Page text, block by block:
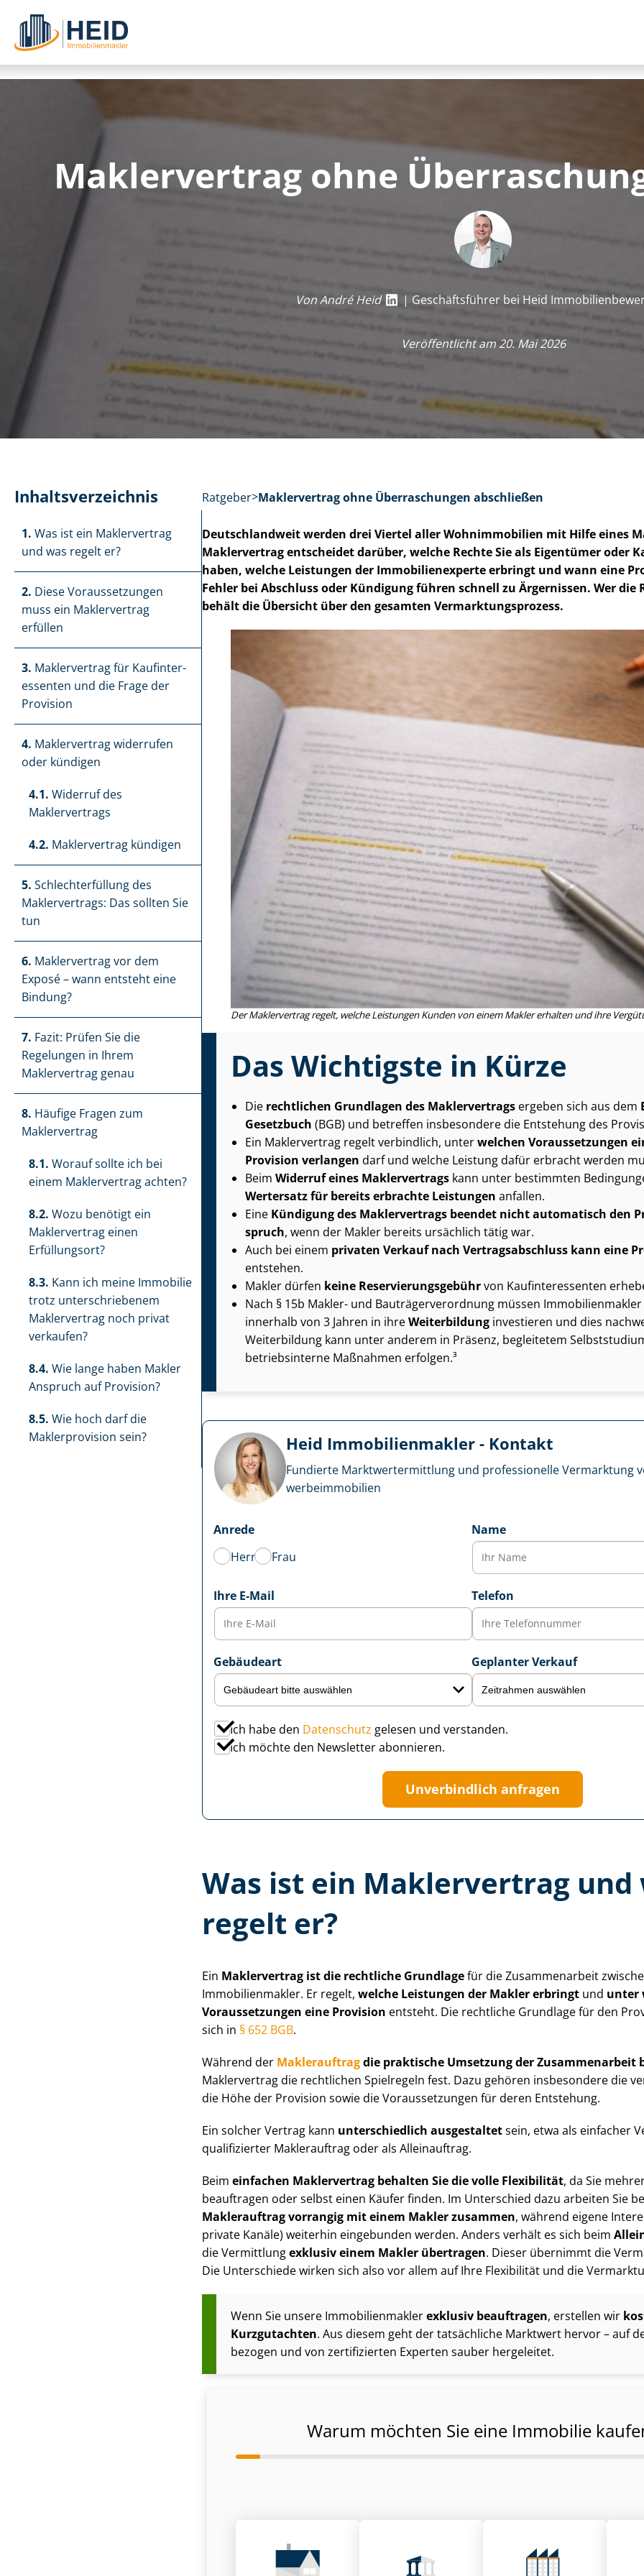
Maklervertrag ohne
Von André Heid | Geschäftsführer bei Heid
Veröffentlicht am 20. Mai 2026
In­halts­ver­zeich­nis
1. Was ist ein Maklervertrag
und was regelt er?
2. Diese Voraussetzungen
muss ein Maklervertrag
erfüllen
3. Maklervertrag für Kauf­in­ter­
es­sen­ten und die Frage der
Provision
4. Maklervertrag widerrufen
oder kündigen
4.1. Widerruf des
Maklervertrags
4.2. Maklervertrag kündigen
5. Schlecht­er­fül­lung des
Maklervertrags: Das sollten Sie
tun
6. Maklervertrag vor dem
Exposé – wann entsteht eine
Bindung?
7. Fazit: Prüfen Sie die
Regelungen in Ihrem
Maklervertrag genau
8. Häufige Fragen zum
Maklervertrag
8.1. Worauf sollte ich bei
einem Maklervertrag achten?
8.2. Wozu benötigt ein
Maklervertrag einen
Erfüllungsort?
8.3. Kann ich meine Immobilie
trotz un­ter­schrie­be­nem
Maklervertrag noch privat
verkaufen?
8.4. Wie lange haben Makler
Anspruch auf Provision?
8.5. Wie hoch darf die
Maklerprovision sein?
Ratgeber Maklervertrag ohne Überraschungen abschließen
Deutschlandweit werden drei Viertel aller Wohnimmobilien mit Hilfe eines
Maklervertrag entscheidet darüber, welche Rechte Sie als Eigentümer oder
haben, welche Leistungen der Im­mo­bi­li­en­ex­per­te erbringt und wann eine
Fehler bei Abschluss oder Kündigung führen schnell zu Ärgernissen. Wer die
behält die Übersicht über den gesamten Ver­mark­tungs­pro­zess.
Der Maklervertrag regelt, welche Leistungen Kunden von einem Makler erhalten und ihre
Das Wichtigste in Kürze
Die rechtlichen Grundlagen des Maklervertragsergeben sich aus dem
Gesetzbuch (BGB) und betreffen insbesondere die Entstehung des
Ein Maklervertrag regelt verbindlich, unterwelchen Voraussetzungen
Provision verlangen darf und welche Leistung dafür erbracht werden
Beim Widerruf eines Maklervertragskann unter bestimmten
Wertersatz für bereits erbrachte Leistungen anfallen.
Eine Kündigung des Maklervertrags beendet nicht automatisch den
spruch, wenn der Makler bereits ursächlich tätig war.
Auch bei einem privaten Verkauf nach Ver­trags­ab­schluss kann eine
entstehen.
Makler dürfen keine Re­ser­vie­rungs­ge­bührvon Kauf­in­ter­es­sen­ten
Nach § 15b Makler- und Bau­trä­ger­ver­ord­nung müssen
innerhalb von 3 Jahren in ihreWeiterbildunginvestieren und dies
Weiterbildung kann unter anderem in Präsenz, begleitetem
betriebsinterne Maßnahmen erfolgen.³
Heid Im­mo­bi­li­en­mak­ler - Kontakt
Fundierte Markt­wert­ermitt­lung und professionelle Vermarktung
wer­be­im­mo­bi­li­en
Anrede
Herr
Frau
Name
Ihre E-Mail Telefon
Gebäudeart Geplanter Verkauf
Ich habe den Datenschutz gelesen und verstanden.
Ich möchte den Newsletter abonnieren.
Unverbindlich anfragen
Was ist ein Maklervertrag und
regelt er?
Ein Maklervertrag ist die rechtliche Grundlagefür die Zusammenarbeit
Im­mo­bi­li­en­mak­ler. Er regelt, welche Leistungen der Makler erbringtund unter
Voraussetzungen eine Provision entsteht. Die rechtliche Grundlage für den
sich in § 652 BGB.
Während der Maklerauftragdie praktische Umsetzung der Zusammenarbeit
Maklervertrag die rechtlichen Spielregeln fest. Dazu gehören insbesondere die
die Höhe der Provision sowie die Voraussetzungen für deren Entstehung.
Ein solcher Vertrag kann unterschiedlich ausgestaltetsein, etwa als einfacher
qualifizierter Maklerauftrag oder als Alleinauftrag.
Beim einfachen Maklervertrag behalten Sie die volle Flexibilität, da Sie
beauftragen oder selbst einen Käufer finden. Im Unterschied dazu arbeiten Sie
Maklerauftrag vorrangig mit einem Makler zusammen, während eigene
private Kanäle) weiterhin eingebunden werden. Anders verhält es sich beim
die Vermittlungexklusiv einem Makler übertragen. Dieser übernimmt die
Die Unterschiede wirken sich also vor allem auf Ihre Flexibilität und die
Wenn Sie unsere Im­mo­bi­li­en­mak­lerexklusiv beauftragen, erstellen wir
Kurzgutachten. Aus diesem geht der tatsächliche Marktwert hervor – auf
bezogen und von zertifizierten Experten sauber hergeleitet.
Warum möchten Sie eine Immobilie